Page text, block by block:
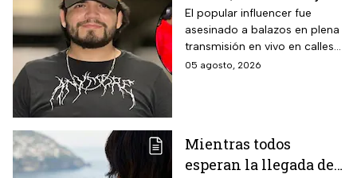
además de fórmula libre de
asbesto y no inflamable.
las letras MZ, las
pistas que investigan
tras el asesinato del
influencer
El popular influencer fue
asesinado a balazos en plena
transmisión en vivo en calles
de Culiacán, Sinaloa.
05 agosto, 2026
Mientras todos
esperan la llegada del